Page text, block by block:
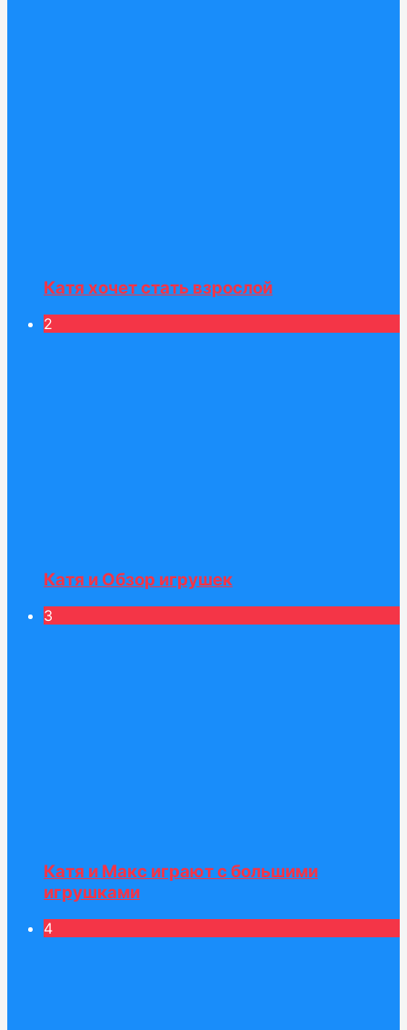
Катя хочет стать взрослой
2
Катя и Обзор игрушек
3
Катя и Макс играют с большими
игрушками
4